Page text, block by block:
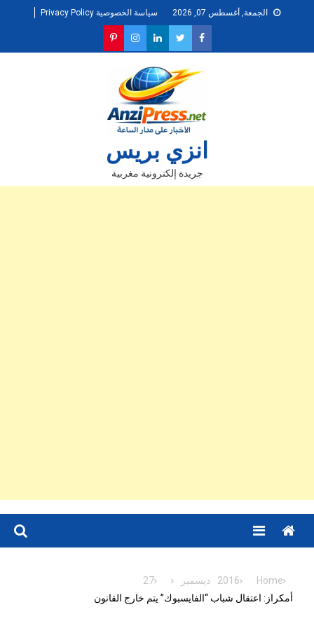
الجمعة, أغسطس 07, 2026 سياسة الخصوصية Privacy Policy
انزي بريس
جريدة إلكترونية مغربية
Menu
Home
2016 ديسمبر
27
أمكراز: اعتقال شباب “الفايسبوك” يتم خارج القانون